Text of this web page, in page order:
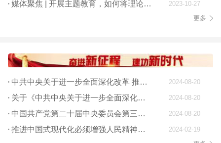
媒体聚焦 | 开展主题教育，如何将理论学习贯穿始终
2023-10-27
更多
中共中央关于进一步全面深化改革 推进中国式现代化的决定 2024-08-20
关于《中共中央关于进一步全面深化改革、 推进中国式现代化的决定》的说明 2024-08-20
中国共产党第二十届中央委员会第三次全体会议公报 2024-08-20
推进中国式现代化必须增强人民精神力量
2024-02-19